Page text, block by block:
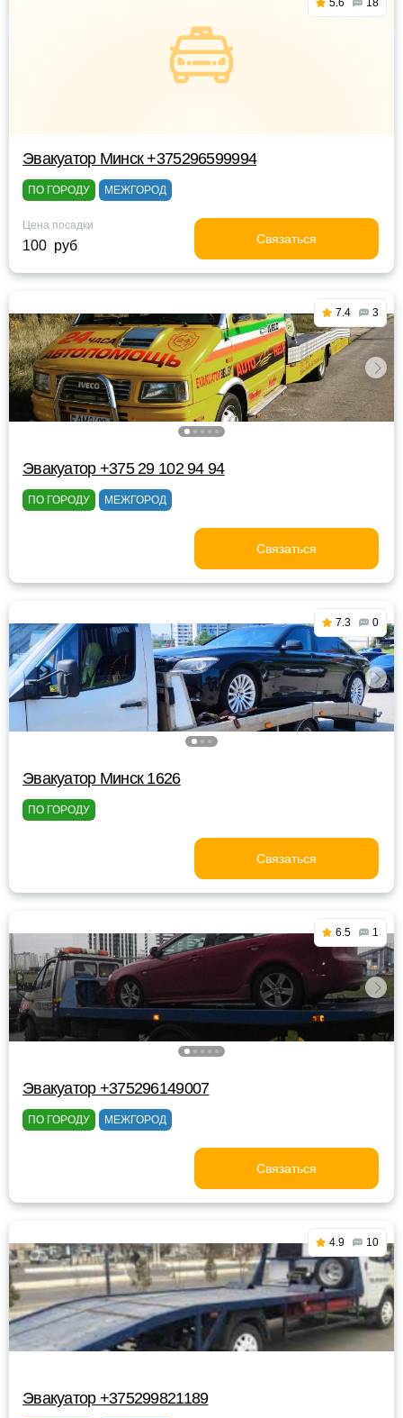
5.6 18
Эвакуатор Минск +375296599994
ПО ГОРОДУ МЕЖГОРОД
Цена посадки
100 руб Связаться
7.4 3
Эвакуатор +375 29 102 94 94
ПО ГОРОДУ МЕЖГОРОД
Связаться
7.3 0
Эвакуатор Минск 1626
ПО ГОРОДУ
Связаться
6.5 1
Эвакуатор +375296149007
ПО ГОРОДУ МЕЖГОРОД
Связаться
4.9 10
Эвакуатор +375299821189